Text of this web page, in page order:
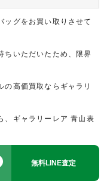
ッグをお買い取りさせて
ちいただいたため、限界
の高価買取ならギャラリ
、ギャラリーレア 青山表
無料LINE査定